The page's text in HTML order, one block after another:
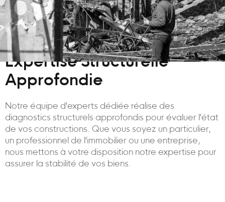
Expertise Structurelle
Approfondie
Notre équipe d'experts dédiée réalise des
diagnostics structurels approfondis pour évaluer l'état
de vos constructions. Que vous soyez un particulier,
un professionnel de l'immobilier ou une entreprise,
nous mettons à votre disposition notre expertise pour
assurer la stabilité de vos biens.